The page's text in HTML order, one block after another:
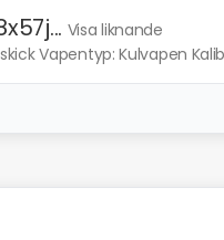
Visa liknande
Vapentyp: Kulvapen